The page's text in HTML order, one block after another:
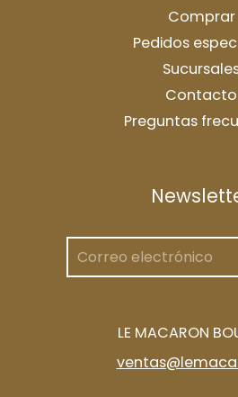
Comprar
Pedidos
Contacto
Preguntas
LE MACARON